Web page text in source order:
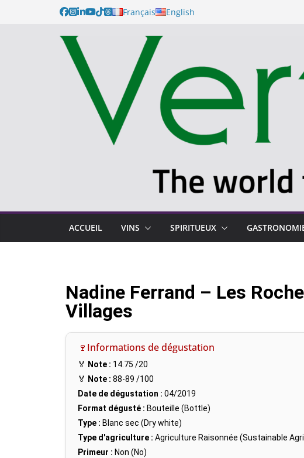
Français English
ACCUEIL VINS SPIRITUEUX
Nadine Ferrand – Les
Villages
🍷Informations de dégustation
🏅 Note : 14.75 /20
🏅 Note : 88-89 /100
Date de dégustation : 04/2019
Format dégusté : Bouteille (Bottle)
Type : Blanc sec (Dry white)
Type d'agriculture : Agriculture Raisonnée (Sustainable
Primeur : Non (No)